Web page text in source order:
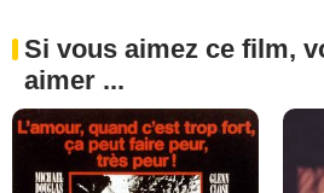
Si vous aimez ce film,
aimer ...